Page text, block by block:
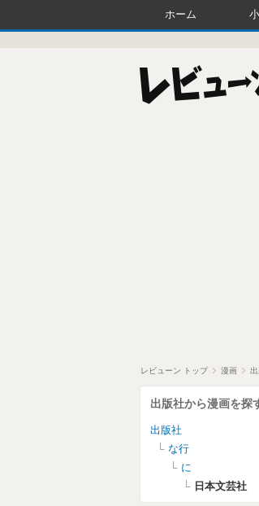
ホーム
レビューン トップ 漫画
出版社から漫画を探
出版社
な行
に
日本文芸社